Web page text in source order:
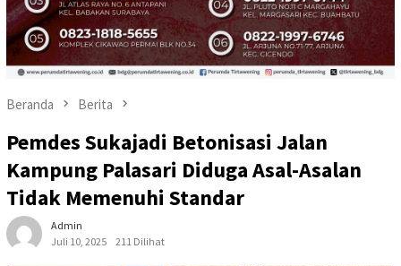
Beranda Berita
Pemdes Sukajadi Betonisasi Jalan
Kampung Palasari Diduga Asal-Asalan
Tidak Memenuhi Standar
Admin
Juli 10, 2025
211 Dilihat